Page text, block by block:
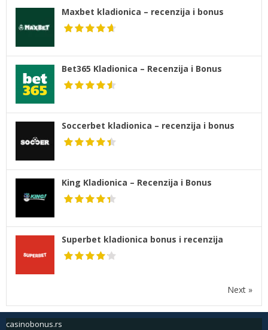
Maxbet kladionica – recenzija i bonus
Bet365 Kladionica – Recenzija i Bonus
Soccerbet kladionica – recenzija i bonus
King Kladionica – Recenzija i Bonus
Superbet kladionica bonus i recenzija
Next »
casinobonus.rs